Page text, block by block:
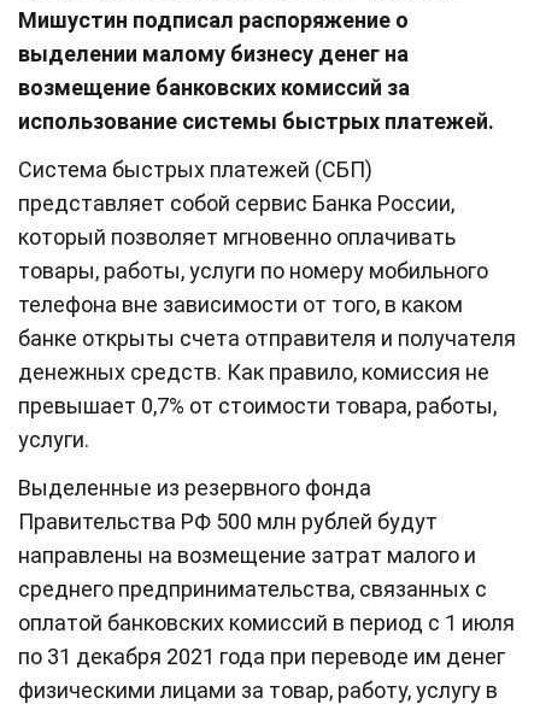
Мишустин подписал распоряжение о
выделении малому бизнесу денег на
возмещение банковских комиссий за
использование системы быстрых платежей.
Система быстрых платежей (СБП)
представляет собой сервис Банка России,
который позволяет мгновенно оплачивать
товары, работы, услуги по номеру мобильного
телефона вне зависимости от того, в каком
банке открыты счета отправителя и получателя
денежных средств. Как правило, комиссия не
превышает 0,7% от стоимости товара, работы,
услуги.
Выделенные из резервного фонда
Правительства РФ 500 млн рублей будут
направлены на возмещение затрат малого и
среднего предпринимательства, связанных с
оплатой банковских комиссий в период с 1 июля
по 31 декабря 2021 года при переводе им денег
физическими лицами за товар, работу, услугу в